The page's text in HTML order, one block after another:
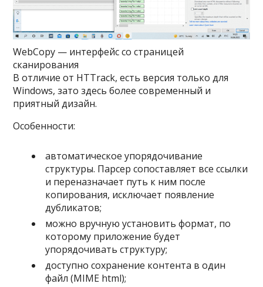
WebCopy — интерфейс со страницей
сканирования
В отличие от HTTrack, есть версия только для
Windows, зато здесь более современный и
приятный дизайн.
Особенности:
автоматическое упорядочивание
структуры. Парсер сопоставляет все ссылки
и переназначает путь к ним после
копирования, исключает появление
дубликатов;
можно вручную установить формат, по
которому приложение будет
упорядочивать структуру;
доступно сохранение контента в один
файл (MIME html);